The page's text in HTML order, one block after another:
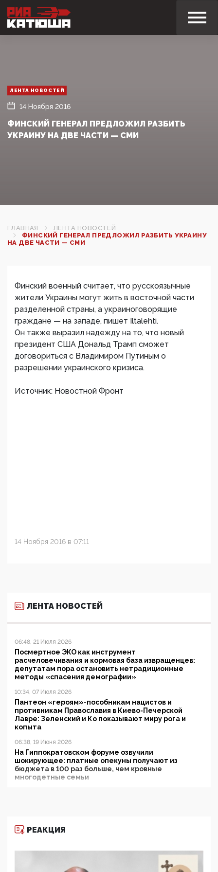
ЛЕНТА НОВОСТЕЙ
14 Ноября 2016
ФИНСКИЙ ГЕНЕРАЛ ПРЕДЛОЖИЛ РАЗБИТЬ
УКРАИНУ НА ДВЕ ЧАСТИ — СМИ
ГЛАВНАЯ
ЛЕНТА НОВОСТЕЙ
ФИНСКИЙ ГЕНЕРАЛ ПРЕДЛОЖИЛ РАЗБИТЬ УКРАИНУ
НА ДВЕ ЧАСТИ — СМИ
Финский военный считает, что русскоязычные
жители Украины могут жить в восточной части
разделенной страны, а украиноговорящие
граждане — на западе, пишет Iltalehti.
Он также выразил надежду на то, что новый
президент США Дональд Трамп сможет
договориться с Владимиром Путиным о
разрешении украинского кризиса.
Источник: Новостной Фронт
14 Ноября 2016 в 07:11
ЛЕНТА НОВОСТЕЙ
06:48, 21 Июля 2026
Посмертное ЭКО как инструмент
расчеловечивания и кормовая база извращенцев:
депутатам пора остановить нетрадиционные
методы «спасения демографии»
10:34, 07 Июля 2026
Пантеон «героям»-пособникам нацистов и
противникам Православия в Киево-Печерской
Лавре: Зеленский и Ко показывают миру рога и
копыта
06:38, 19 Июня 2026
На Гиппократовском форуме озвучили
шокирующее: платные опекуны получают из
бюджета в 100 раз больше, чем кровные
многодетные семьи
11:53, 09 Июня 2026
деятельность ИИТО ЮНЕСКО в России, но
цифроглобалисты продолжают определять
повестку в образовании
РЕАКЦИЯ